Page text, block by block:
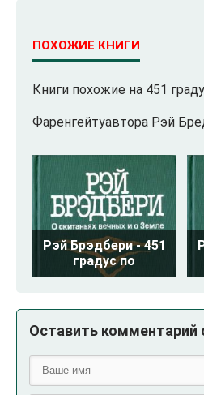
ПОХОЖИЕ КНИГИ
Книги похожие на 451
Фаренгейтуавтора Рэй
Рэй Брэдбери - 451
градус по
Оставить комментарий